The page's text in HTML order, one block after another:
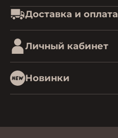
Доставка и оплата
Личный кабинет
Новинки